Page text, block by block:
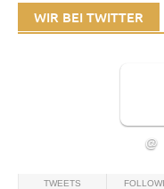
WIR BEI TWITTER
@
TWEETS